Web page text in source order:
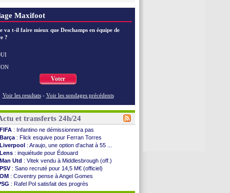
Maxifoot
va t-il faire mieux que Deschamps en équipe de
?
Voter
Voir les resultats - Voir les sondages précédents
et transferts 24h/24
FIFA : Infantino ne démissionnera pas
Barça : Flick esquive pour Ferran Torres
Liverpool : Araujo, une option d'achat à 55 ...
Lens : inquiétude pour Édouard
Man Utd : Vitek vendu à Middlesbrough (off.)
PSV : Sano recruté pour 14,5 M€ (officiel)
OM : Coventry pense à Angel Gomes
: Rafel Pol satisfait des progrès
: le Barça vainqueur puis battu